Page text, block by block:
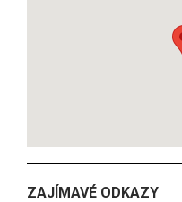
ZAJÍMAVÉ ODKAZY